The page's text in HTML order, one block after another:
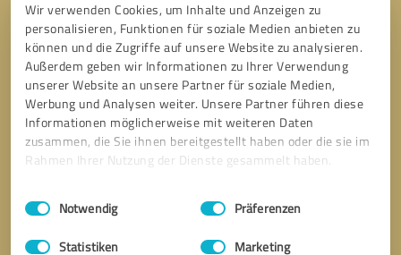
Wir verwenden Cookies, um Inhalte und Anzeigen zu
personalisieren, Funktionen für soziale Medien anbieten zu
können und die Zugriffe auf unsere Website zu analysieren.
Außerdem geben wir Informationen zu Ihrer Verwendung
unserer Website an unsere Partner für soziale Medien,
Werbung und Analysen weiter. Unsere Partner führen diese
Informationen möglicherweise mit weiteren Daten
zusammen, die Sie ihnen bereitgestellt haben oder die sie im
Rahmen Ihrer Nutzung der Dienste gesammelt haben.
Impressum Datenschutzbestimmungen
Einwilligungsauswahl
Notwendig Präferenzen
Statistiken Marketing